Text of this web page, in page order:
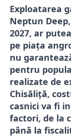
Exploatarea
Neptun
2027, ar
pe piața
nu
pentru
realizate de
Chisăliță,
casnici va fi
factori, de la
până la